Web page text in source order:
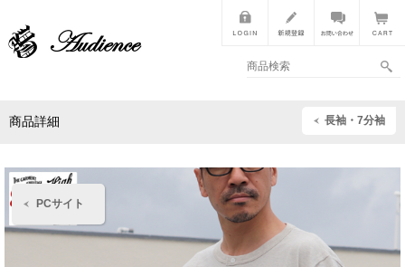
PCサイト
商品詳細 長袖・7分袖